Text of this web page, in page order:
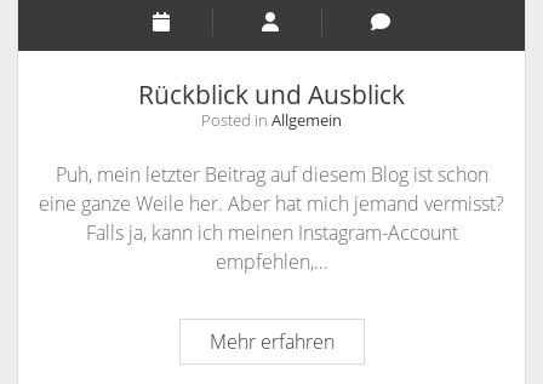
Rückblick und Ausblick
Posted in Allgemein
Puh, mein letzter Beitrag auf diesem Blog ist schon
eine ganze Weile her. Aber hat mich jemand vermisst?
Falls ja, kann ich meinen Instagram-Account
empfehlen,…
Mehr erfahrenRückblick
und